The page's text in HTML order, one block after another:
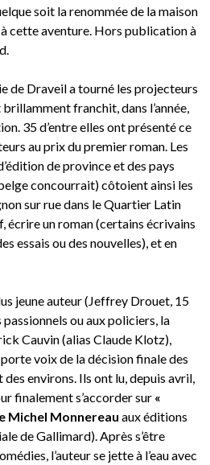
soit la renommée de la maison
cette aventure. Hors publication à
de Draveil a tourné les projecteurs
franchit, dans l’année,
35 d’entre elles ont présenté ce
au prix du premier roman. Les
de province et des pays
concourrait) côtoient ainsi les
sur rue dans le Quartier Latin
écrire un roman (certains écrivains
essais ou des nouvelles), et en
jeune auteur (Jeffrey Drouet, 15
passionnels ou aux policiers, la
Cauvin (alias Claude Klotz),
porte voix de la décision finale des
environs. Ils ont lu, depuis avril,
finalement s’accorder sur «
Michel Monnereau aux éditions
de Gallimard). Après s’être
l’auteur se jette à l’eau avec